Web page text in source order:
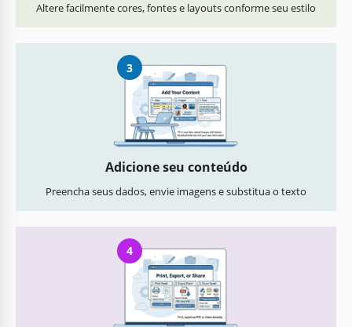
Altere facilmente cores, fontes e layouts conforme seu estilo
3
Adicione seu conteúdo
Preencha seus dados, envie imagens e substitua o texto
4